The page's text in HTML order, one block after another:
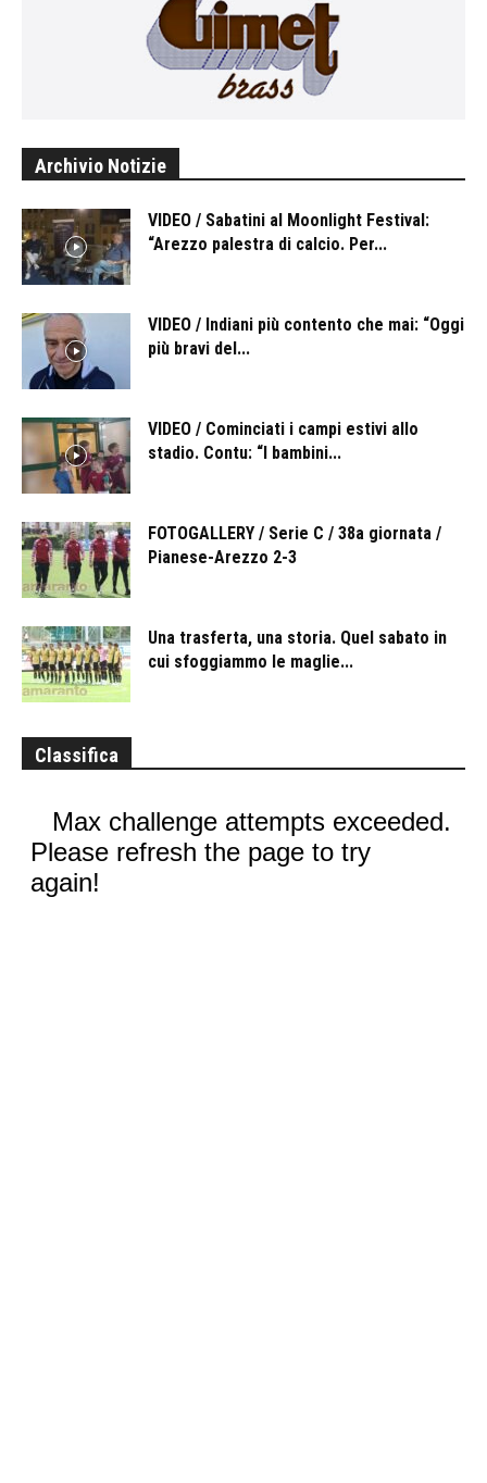
Archivio Notizie
VIDEO / Sabatini al Moonlight Festival:
“Arezzo palestra di calcio. Per...
VIDEO / Indiani più contento che mai: “Oggi
più bravi del...
VIDEO / Cominciati i campi estivi allo
stadio. Contu: “I bambini...
FOTOGALLERY / Serie C / 38a giornata /
Pianese-Arezzo 2-3
Una trasferta, una storia. Quel sabato in
cui sfoggiammo le maglie...
Classifica